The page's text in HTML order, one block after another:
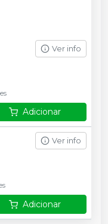
Ver info
Adicionar
Ver info
Adicionar